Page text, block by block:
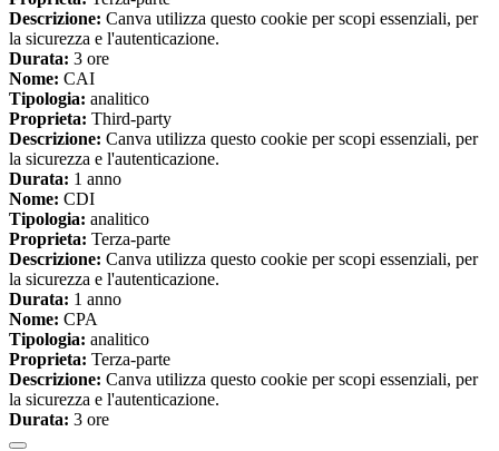
Descrizione: Canva utilizza questo cookie per scopi essenziali, per
la sicurezza e l'autenticazione.
Durata: 3 ore
Nome: CAI
Tipologia: analitico
Proprieta: Third-party
Descrizione: Canva utilizza questo cookie per scopi essenziali, per
la sicurezza e l'autenticazione.
Durata: 1 anno
Nome: CDI
Tipologia: analitico
Proprieta: Terza-parte
Descrizione: Canva utilizza questo cookie per scopi essenziali, per
la sicurezza e l'autenticazione.
Durata: 1 anno
Nome: CPA
Tipologia: analitico
Proprieta: Terza-parte
Descrizione: Canva utilizza questo cookie per scopi essenziali, per
la sicurezza e l'autenticazione.
Durata: 3 ore